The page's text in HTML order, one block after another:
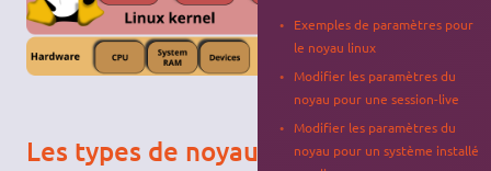
Les types de noyaux
Exemples de paramètres pour
le noyau linux
Modifier les paramètres du
noyau pour une session-live
Modifier les paramètres du
noyau pour un système installé